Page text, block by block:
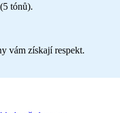
tónů).
vám získají respekt.